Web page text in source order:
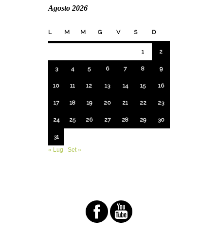
Agosto 2026
L M M G V S D
1 2
3 4 5 6 7 8 9
10 11 12 13 14 15 16
17 18 19 20 21 22 23
24 25 26 27 28 29 30
31
« Lug
Set »